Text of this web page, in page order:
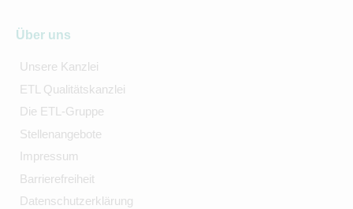
Über uns
Unsere Kanzlei
ETL Qualitätskanzlei
Die ETL-Gruppe
Stellenangebote
Impressum
Barrierefreiheit
Datenschutzerklärung